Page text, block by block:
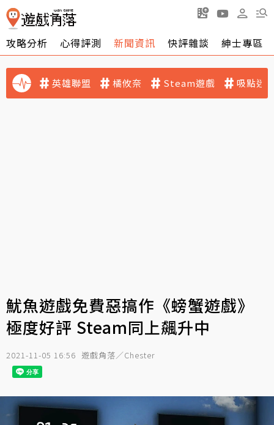
攻略分析 心得評測 新聞資訊 快評雜談 紳士專區
英雄聯盟 橘攸奈 Steam遊戲 吸點迷
魷魚遊戲免費惡搞作《螃蟹遊戲》
極度好評 Steam同上飆升中
2021-11-05 16:56 遊戲角落／Chester